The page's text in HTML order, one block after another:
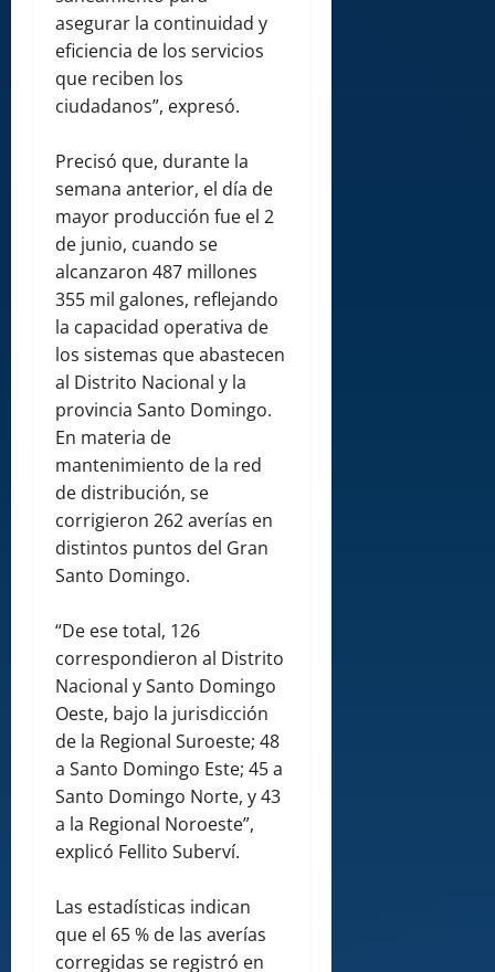
asegurar la continuidad y
eficiencia de los servicios
que reciben los
ciudadanos”, expresó.
Precisó que, durante la
semana anterior, el día de
mayor producción fue el 2
de junio, cuando se
alcanzaron 487 millones
355 mil galones, reflejando
la capacidad operativa de
los sistemas que abastecen
al Distrito Nacional y la
provincia Santo Domingo.
En materia de
mantenimiento de la red
de distribución, se
corrigieron 262 averías en
distintos puntos del Gran
Santo Domingo.
“De ese total, 126
correspondieron al Distrito
Nacional y Santo Domingo
Oeste, bajo la jurisdicción
de la Regional Suroeste; 48
a Santo Domingo Este; 45 a
Santo Domingo Norte, y 43
a la Regional Noroeste”,
explicó Fellito Suberví.
Las estadísticas indican
que el 65 % de las averías
corregidas se registró en